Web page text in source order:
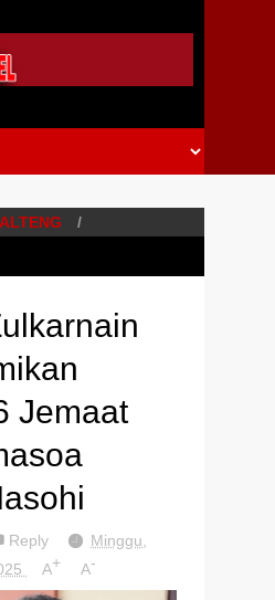
/
Jemaat
Reply
Minggu,
A+ A-